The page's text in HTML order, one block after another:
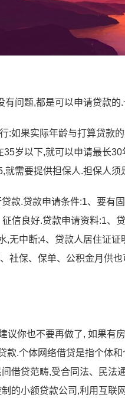
问题,都是可以申请贷款
:如果实际年龄与打算贷款
岁以下,就可以申请最长
需要提供担保人.担保人
款.贷款申请条件:1、要有
信良好.贷款申请资料:1、
,无中断;4、贷款人居住证
社保、保单、公积金月供
议你也不要再做了, 如果有
款.个体网络借贷是指个体
借贷范畴,受合同法、民法
的小额贷款公司,利用互联